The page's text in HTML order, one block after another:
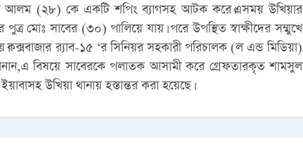
আলম (২৮) কে একটি শপিং ব্যাগসহ আটক করে।এসময় উখিয়ার
মোঃ সাবের (৩০) পালিয়ে যায়। পরে উপস্থিত স্বাক্ষীদের সম্মুখে
র‌্যাব-১৫ ‘র সিনিয়র সহকারী পরিচালক (ল এন্ড মিডিয়া)
বিষয়ে সাবেরকে পলাতক আসামী করে গ্রেফতারকৃত শামসুল
উখিয়া থানায় হস্তান্তর করা হয়েছে।